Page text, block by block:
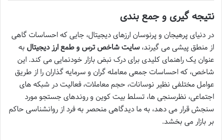
نتیجه گیری و جمع بندی
در دنیای پرهیجان و پرنوسان ارزهای دیجیتال، جایی که احساسات گاهی
از منطق پیشی می گیرند، سایت شاخص ترس و طمع ارز دیجیتال به
عنوان یک راهنمای کلیدی برای درک نبض بازار خودنمایی می کند. این
شاخص، که احساسات جمعی معامله گران و سرمایه گذاران را از طریق
عوامل مختلفی نظیر نوسانات، حجم معاملات، فعالیت در شبکه های
اجتماعی، نظرسنجی ها، تسلط بیت کوین و روندهای جستجو مورد
سنجش قرار می دهد، به ما دیدگاهی منحصر به فرد از روانشناسی حاکم
بر بازار می بخشد.